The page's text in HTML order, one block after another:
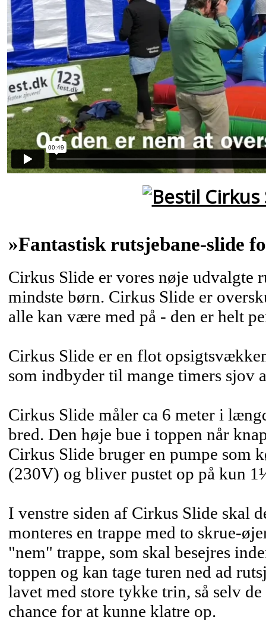
»Fantastisk rutsjebane-slide
Cirkus Slide er vores nøje udvalgte
mindste børn. Cirkus Slide er
alle kan være med på - den er helt
Cirkus Slide er en flot
som indbyder til mange timers sjov
Cirkus Slide måler ca 6 meter i
bred. Den høje bue i toppen når
Cirkus Slide bruger en pumpe som
(230V) og bliver pustet op på kun
I venstre siden af Cirkus Slide skal
monteres en trappe med to skrue-
"nem" trappe, som skal besejres
toppen og kan tage turen ned ad
lavet med store tykke trin, så selv
chance for at kunne klatre op.